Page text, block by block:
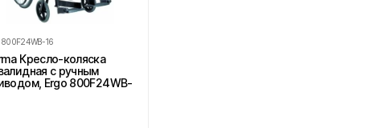
800F24WB-16
Кресло-коляска
с ручным
Ergo 800F24WB-